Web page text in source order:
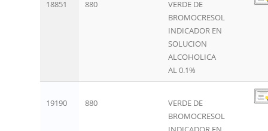
18851 880
VERDE DE
BROMOCRESOL
INDICADOR EN
SOLUCION
ALCOHOLICA
AL 0.1%
19190 880
VERDE DE
BROMOCRESOL